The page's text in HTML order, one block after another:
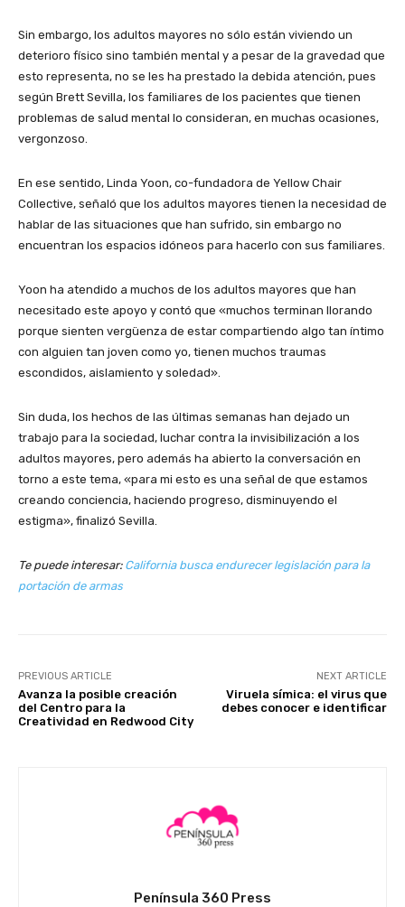
Sin embargo, los adultos mayores no sólo están viviendo un
deterioro físico sino también mental y a pesar de la gravedad que
esto representa, no se les ha prestado la debida atención, pues
según Brett Sevilla, los familiares de los pacientes que tienen
problemas de salud mental lo consideran, en muchas ocasiones,
vergonzoso.
En ese sentido, Linda Yoon, co-fundadora de Yellow Chair
Collective, señaló que los adultos mayores tienen la necesidad de
hablar de las situaciones que han sufrido, sin embargo no
encuentran los espacios idóneos para hacerlo con sus familiares.
Yoon ha atendido a muchos de los adultos mayores que han
necesitado este apoyo y contó que «muchos terminan llorando
porque sienten vergüenza de estar compartiendo algo tan íntimo
con alguien tan joven como yo, tienen muchos traumas
escondidos, aislamiento y soledad».
Sin duda, los hechos de las últimas semanas han dejado un
trabajo para la sociedad, luchar contra la invisibilización a los
adultos mayores, pero además ha abierto la conversación en
torno a este tema, «para mi esto es una señal de que estamos
creando conciencia, haciendo progreso, disminuyendo el
estigma», finalizó Sevilla.
Te puede interesar: California busca endurecer legislación para la
portación de armas
PREVIOUS ARTICLE
Avanza la posible creación
del Centro para la
Creatividad en Redwood City
NEXT ARTICLE
Viruela símica: el virus que
debes conocer e identificar
Península 360 Press